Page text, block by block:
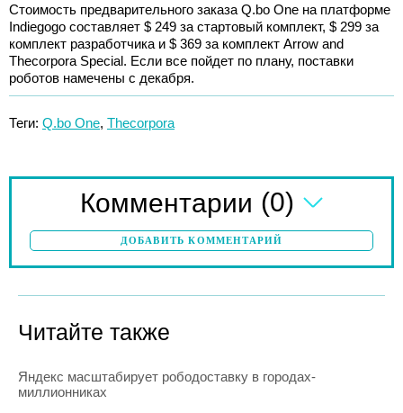
Стоимость предварительного заказа Q.bo One на платформе
Indiegogo составляет $ 249 за стартовый комплект, $ 299 за
комплект разработчика и $ 369 за комплект Arrow and
Thecorpora Special. Если все пойдет по плану, поставки
роботов намечены с декабря.
Теги: Q.bo One, Thecorpora
Комментарии (0)
ДОБАВИТЬ КОММЕНТАРИЙ
Читайте также
Яндекс масштабирует рободоставку в городах-
миллионниках